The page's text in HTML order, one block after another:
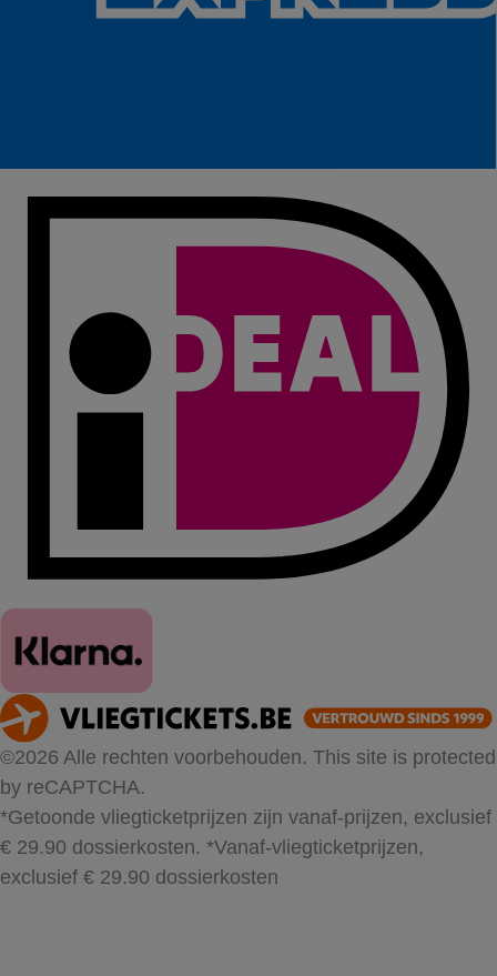
©2026 Alle rechten voorbehouden. This site is protected
by reCAPTCHA.
*Getoonde vliegticketprijzen zijn vanaf-prijzen, exclusief
€ 29.90 dossierkosten. *Vanaf-vliegticketprijzen,
exclusief € 29.90 dossierkosten